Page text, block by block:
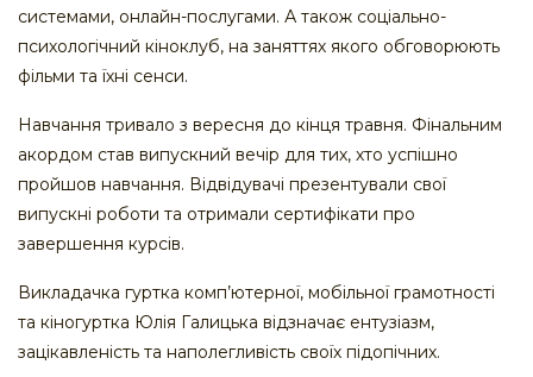
системами, онлайн-послугами. А також соціально-
психологічний кіноклуб, на заняттях якого обговорюють
фільми та їхні сенси.
Навчання тривало з вересня до кінця травня. Фінальним
акордом став випускний вечір для тих, хто успішно
пройшов навчання. Відвідувачі презентували свої
випускні роботи та отримали сертифікати про
завершення курсів.
Викладачка гуртка комп’ютерної, мобільної грамотності
та кіногуртка Юлія Галицька відзначає ентузіазм,
зацікавленість та наполегливість своїх підопічних.